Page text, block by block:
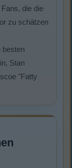
die die
zu schätzen
besten
Stan
"Fatty